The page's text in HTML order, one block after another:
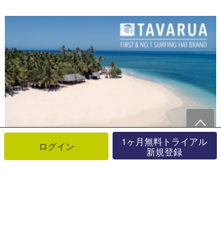
ログイン 1ヶ月無料トライアル
新規登録